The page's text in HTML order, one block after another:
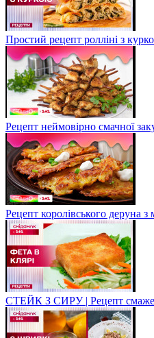
Простий рецепт ролліні з
Рецепт неймовірно смачної
Рецепт королівського деруна
СТЕЙК З СИРУ | Рецепт